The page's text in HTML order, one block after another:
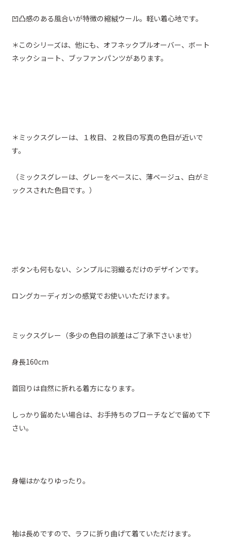
凹凸感のある風合いが特徴の縮絨ウール。軽い着心地です。
＊このシリーズは、他にも、オフネックプルオーバー、ボート
ネックショート、ブッファンパンツがあります。
＊ミックスグレーは、１枚目、２枚目の写真の色目が近いで
す。
（ミックスグレーは、グレーをベースに、薄ベージュ、白がミ
ックスされた色目です。）
ボタンも何もない、シンプルに羽織るだけのデザインです。
ロングカーディガンの感覚でお使いいただけます。
ミックスグレー（多少の色目の誤差はご了承下さいませ）
身長160cm
首回りは自然に折れる着方になります。
しっかり留めたい場合は、お手持ちのブローチなどで留めて下
さい。
身幅はかなりゆったり。
袖は長めですので、ラフに折り曲げて着ていただけます。